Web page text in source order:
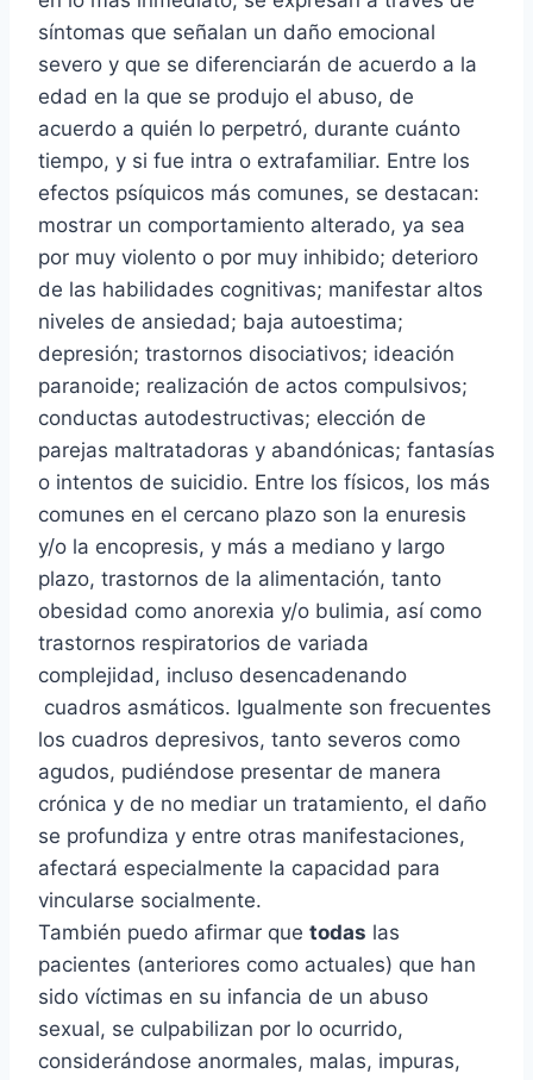
síntomas que señalan un daño emocional
severo y que se diferenciarán de acuerdo a la
edad en la que se produjo el abuso, de
acuerdo a quién lo perpetró, durante cuánto
tiempo, y si fue intra o extrafamiliar. Entre los
efectos psíquicos más comunes, se destacan:
mostrar un comportamiento alterado, ya sea
por muy violento o por muy inhibido; deterioro
de las habilidades cognitivas; manifestar altos
niveles de ansiedad; baja autoestima;
depresión; trastornos disociativos; ideación
paranoide; realización de actos compulsivos;
conductas autodestructivas; elección de
parejas maltratadoras y abandónicas; fantasías
o intentos de suicidio. Entre los físicos, los más
comunes en el cercano plazo son la enuresis
y/o la encopresis, y más a mediano y largo
plazo, trastornos de la alimentación, tanto
obesidad como anorexia y/o bulimia, así como
trastornos respiratorios de variada
complejidad, incluso desencadenando
cuadros asmáticos. Igualmente son frecuentes
los cuadros depresivos, tanto severos como
agudos, pudiéndose presentar de manera
crónica y de no mediar un tratamiento, el daño
se profundiza y entre otras manifestaciones,
afectará especialmente la capacidad para
vincularse socialmente.
También puedo afirmar que todas las
pacientes (anteriores como actuales) que han
sido víctimas en su infancia de un abuso
sexual, se culpabilizan por lo ocurrido,
considerándose anormales, malas, impuras,